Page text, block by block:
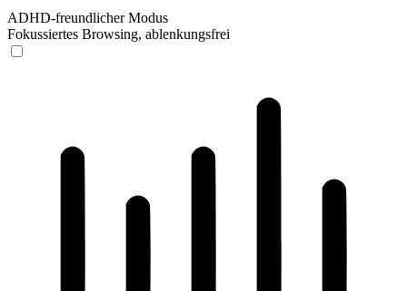
ADHD-freundlicher Modus
Fokussiertes Browsing, ablenkungsfrei